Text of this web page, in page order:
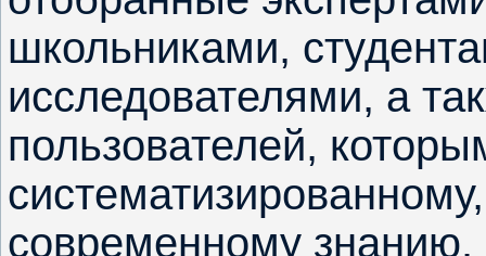
школьниками,
исследователями, а
пользователей,
современному знанию.